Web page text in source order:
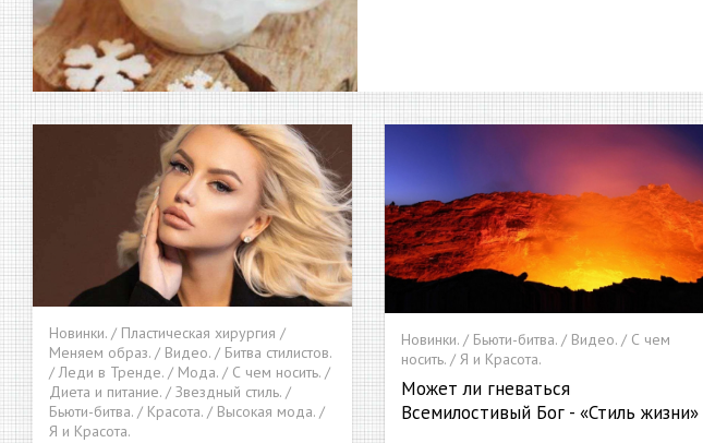
Новинки. / Пластическая хирургия /
Меняем образ. / Видео. / Битва стилистов.
/ Леди в Тренде. / Мода. / С чем носить. /
Диета и питание. / Звездный стиль. /
Бьюти-битва. / Красота. / Высокая мода. /
Я и Красота.
Новинки. / Бьюти-битва. / Видео. / С чем
носить. / Я и Красота.
Может ли гневаться
Всемилостивый Бог - «Стиль жизни»